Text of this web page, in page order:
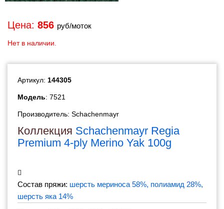
Цена: 856 руб/моток
Нет в наличии.
Артикул: 144305
Модель: 7521
Производитель: Schachenmayr
Коллекция Schachenmayr Regia
Premium 4-ply Merino Yak 100g
Состав пряжи: шерсть мериноса 58%, полиамид 28%,
шерсть яка 14%